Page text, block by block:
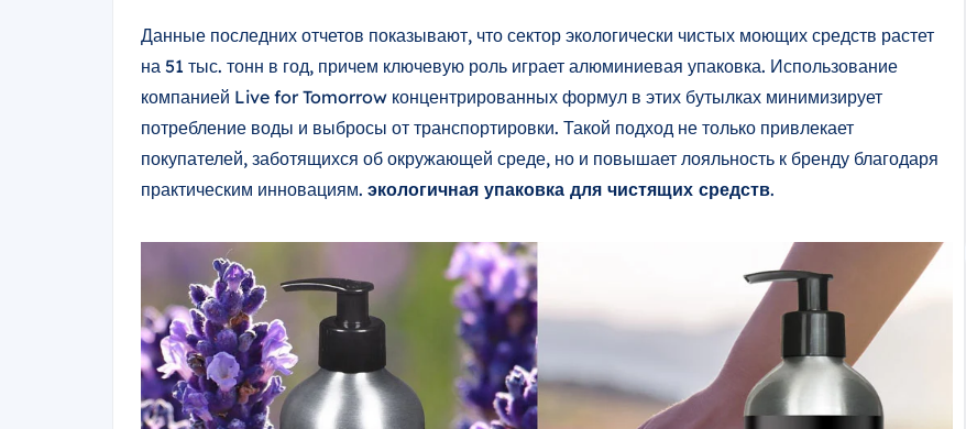
Данные последних отчетов показывают, что сектор экологически чистых моющих средств растет
на 51 тыс. тонн в год, причем ключевую роль играет алюминиевая упаковка. Использование
компанией Live for Tomorrow концентрированных формул в этих бутылках минимизирует
потребление воды и выбросы от транспортировки. Такой подход не только привлекает
покупателей, заботящихся об окружающей среде, но и повышает лояльность к бренду благодаря
практическим инновациям. экологичная упаковка для чистящих средств.